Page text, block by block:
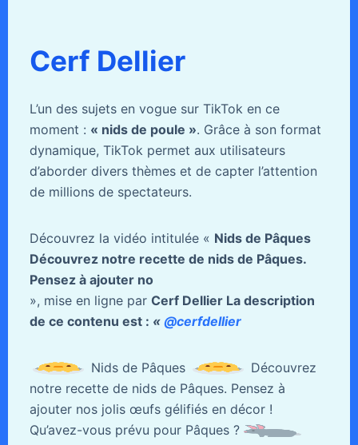
Cerf Dellier
L’un des sujets en vogue sur TikTok en ce
moment : « nids de poule ». Grâce à son format
dynamique, TikTok permet aux utilisateurs
d’aborder divers thèmes et de capter l’attention
de millions de spectateurs.
Découvrez la vidéo intitulée « Nids de Pâques
Découvrez notre recette de nids de Pâques.
Pensez à ajouter no
», mise en ligne par Cerf Dellier La description
de ce contenu est : « @cerfdellier
Nids de Pâques
Découvrez
notre recette de nids de Pâques. Pensez à
ajouter nos jolis œufs gélifiés en décor !
Qu’avez-vous prévu pour Pâques ?